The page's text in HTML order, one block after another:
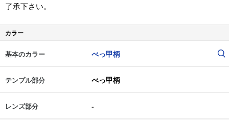
了承下さい。
カラー
基本のカラー べっ甲柄
テンプル部分 べっ甲柄
レンズ部分 -